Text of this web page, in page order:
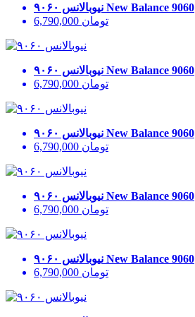
نیوبالانس ۹۰۶۰ New Balance 9060
6,790,000 تومان
نیوبالانس ۹۰۶۰ New Balance 9060
6,790,000 تومان
نیوبالانس ۹۰۶۰ New Balance 9060
6,790,000 تومان
نیوبالانس ۹۰۶۰ New Balance 9060
6,790,000 تومان
نیوبالانس ۹۰۶۰ New Balance 9060
6,790,000 تومان